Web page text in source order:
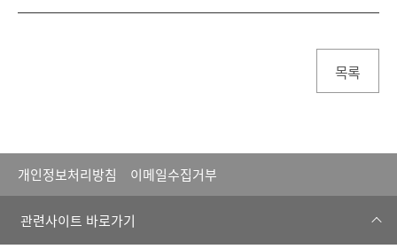
목록
개인정보처리방침 이메일수집거부
관련사이트 바로가기